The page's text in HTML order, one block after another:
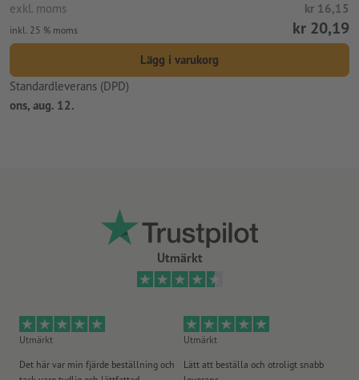
exkl. moms kr 16,15
inkl. 25 % moms kr 20,19
Lägg i varukorg
Standardleverans (DPD)
ons, aug. 12.
Utmärkt
Utmärkt
Det här var min fjärde beställning och
Utmärkt
Lätt att beställa och otroligt snabb